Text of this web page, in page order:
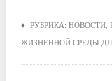
♦ РУБРИКА:НОВОСТИ,
ЖИЗНЕННОЙ СРЕДЫ